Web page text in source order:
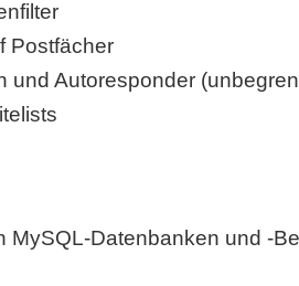
Postfächer
und Autoresponder
MySQL-Datenbanken und -